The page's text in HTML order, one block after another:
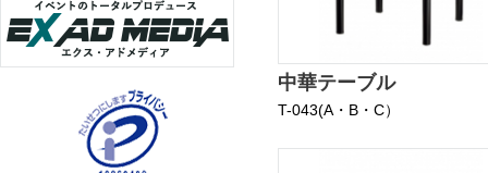
中華テーブル
T-043(A・B・C）